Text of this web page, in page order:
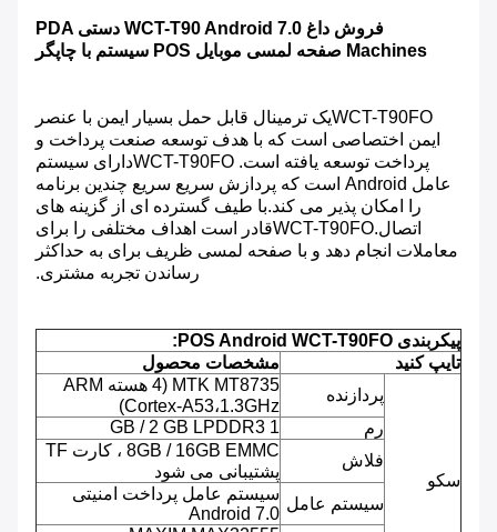
فروش داغ WCT-T90 Android 7.0 دستی PDA
Machines صفحه لمسی موبایل POS سیستم با چاپگر
WCT-T90FOیک ترمینال قابل حمل بسیار ایمن با عنصر
ایمن اختصاصی است که با هدف توسعه صنعت پرداخت و
پرداخت توسعه یافته است. WCT-T90FOدارای سیستم
عامل Android است که پردازش سریع سریع چندین برنامه
را امکان پذیر می کند.با طیف گسترده ای از گزینه های
اتصال.WCT-T90FOقادر است اهداف مختلفی را برای
معاملات انجام دهد و با صفحه لمسی ظریف برای به حداکثر
رساندن تجربه مشتری.
پیکربندی POS Android WCT-T90FO:
تایپ کنید
مشخصات محصول
سکو
پردازنده
MTK MT8735 (4 هسته ARM
Cortex-A53،1.3GHz)
رم
1 GB / 2 GB LPDDR3
فلاش
8GB / 16GB EMMC ، کارت TF
پشتیبانی می شود
سیستم عامل
سیستم عامل پرداخت امنیتی
Android 7.0